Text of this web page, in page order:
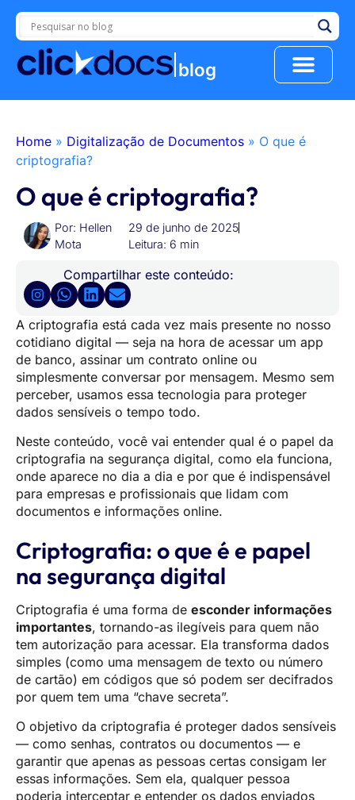
blog
Home » Digitalização de Documentos » O que é
criptografia?
O que é criptografia?
Por: Hellen
Mota
29 de junho de 2025
Leitura: 6 min
Compartilhar este conteúdo:
A criptografia está cada vez mais presente no nosso
cotidiano digital — seja na hora de acessar um app
de banco, assinar um contrato online ou
simplesmente conversar por mensagem. Mesmo sem
perceber, usamos essa tecnologia para proteger
dados sensíveis o tempo todo.
Neste conteúdo, você vai entender qual é o papel da
criptografia na segurança digital, como ela funciona,
onde aparece no dia a dia e por que é indispensável
para empresas e profissionais que lidam com
documentos e informações online.
Criptografia: o que é e papel
na segurança digital
Criptografia é uma forma de esconder informações
importantes, tornando-as ilegíveis para quem não
tem autorização para acessar. Ela transforma dados
simples (como uma mensagem de texto ou número
de cartão) em códigos que só podem ser decifrados
por quem tem uma “chave secreta”.
O objetivo da criptografia é proteger dados sensíveis
— como senhas, contratos ou documentos — e
garantir que apenas as pessoas certas consigam ler
essas informações. Sem ela, qualquer pessoa
poderia interceptar e entender os dados enviados